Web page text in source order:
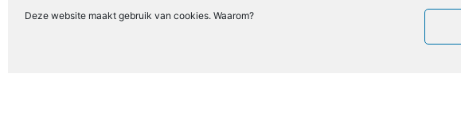
Deze website maakt gebruik van cookies. Waarom?